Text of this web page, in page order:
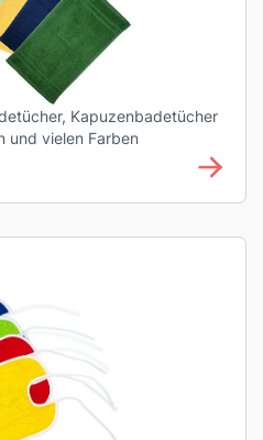
Kapuzenbadetücher
und vielen Farben